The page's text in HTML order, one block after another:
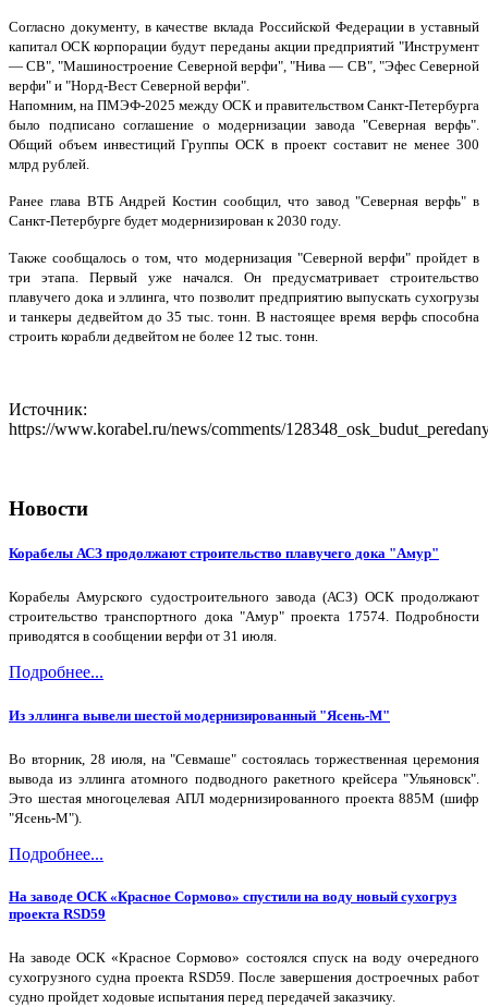
Согласно документу, в качестве вклада Российской Федерации в уставный
капитал ОСК корпорации будут переданы акции предприятий "Инструмент
— СВ", "Машиностроение Северной верфи", "Нива — СВ", "Эфес Северной
верфи" и "Норд-Вест Северной верфи".
Напомним, на ПМЭФ-2025 между ОСК и правительством Санкт-Петербурга
было подписано соглашение о модернизации завода "Северная верфь".
Общий объем инвестиций Группы ОСК в проект составит не менее 300
млрд рублей.
Ранее глава ВТБ Андрей Костин сообщил, что завод "Северная верфь" в
Санкт-Петербурге будет модернизирован к 2030 году.
Также сообщалось о том, что модернизация "Северной верфи" пройдет в
три этапа. Первый уже начался. Он предусматривает строительство
плавучего дока и эллинга, что позволит предприятию выпускать сухогрузы
и танкеры дедвейтом до 35 тыс. тонн. В настоящее время верфь способна
строить корабли дедвейтом не более 12 тыс. тонн.
Источник:
https://www.korabel.ru/news/comments/
Новости
Корабелы АСЗ продолжают строительство плавучего дока "Амур"
Корабелы Амурского судостроительного завода (АСЗ) ОСК продолжают
строительство транспортного дока "Амур" проекта 17574. Подробности
приводятся в сообщении верфи от 31 июля.
Подробнее...
Из эллинга вывели шестой модернизированный "Ясень-М"
Во вторник, 28 июля, на "Севмаше" состоялась торжественная церемония
вывода из эллинга атомного подводного ракетного крейсера "Ульяновск".
Это шестая многоцелевая АПЛ модернизированного проекта 885М (шифр
"Ясень-М").
Подробнее...
На заводе ОСК «Красное Сормово» спустили на воду новый сухогруз
проекта RSD59
На заводе ОСК «Красное Сормово» состоялся спуск на воду очередного
сухогрузного судна проекта RSD59. После завершения достроечных работ
судно пройдет ходовые испытания перед передачей заказчику.